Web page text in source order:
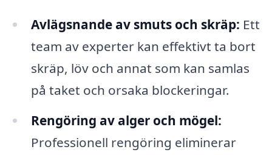
Avlägsnande av smuts och skräp: Ett
team av experter kan effektivt ta bort
skräp, löv och annat som kan samlas
på taket och orsaka blockeringar.
Rengöring av alger och mögel:
Professionell rengöring eliminerar